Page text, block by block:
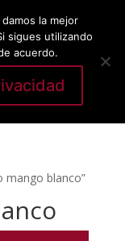
mango blanco”
la mejor
sigues utilizando
acuerdo.